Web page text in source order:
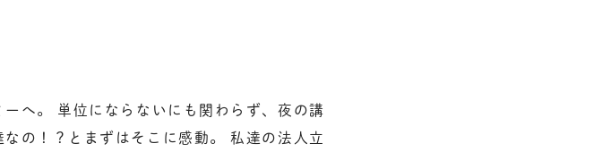
へ。 単位にならないにも関わらず、夜の講
の！？とまずはそこに感動。 私達の法人立